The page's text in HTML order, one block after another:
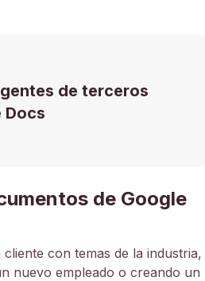
de terceros
Docs
de Google
con temas de la industria,
nuevo empleado o creando un